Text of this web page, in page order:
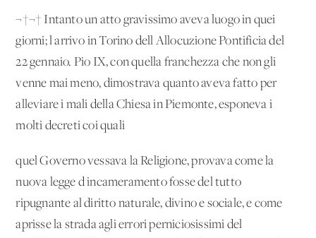
¬†¬† Intanto un atto gravissimo aveva luogo in quei
giorni; l'arrivo in Torino dell'Allocuzione Pontificia del
22 gennaio. Pio IX, con quella franchezza che non gli
venne mai meno, dimostrava quanto aveva fatto per
alleviare i mali della Chiesa in Piemonte, esponeva i
molti decreti coi quali
quel Governo vessava la Religione, provava come la
nuova legge d'incameramento fosse del tutto
ripugnante al diritto naturale, divino e sociale, e come
aprisse la strada agli errori perniciosissimi del